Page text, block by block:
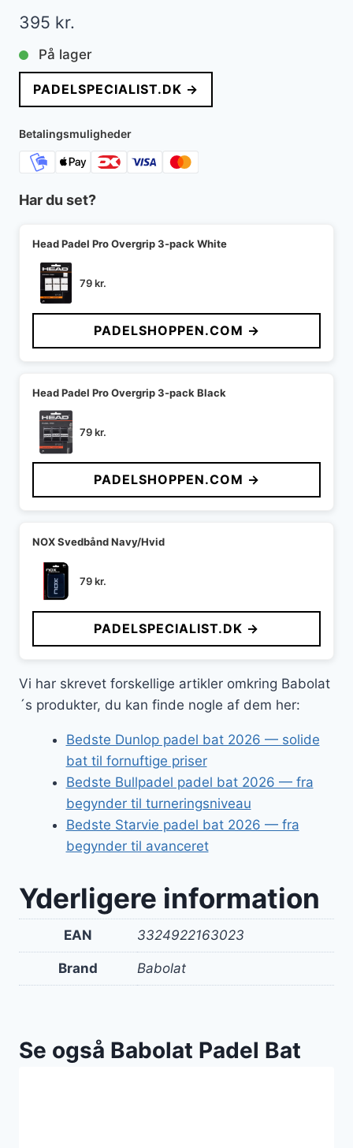
395 kr.
På lager
PADELSPECIALIST.DK →
Betalingsmuligheder
Har du set?
Head Padel Pro Overgrip 3-pack White
79kr.
PADELSHOPPEN.COM →
Head Padel Pro Overgrip 3-pack Black
79kr.
PADELSHOPPEN.COM →
NOX Svedbånd Navy/Hvid
79kr.
PADELSPECIALIST.DK →
Vi har skrevet forskellige artikler omkring Babolat
´s produkter, du kan finde nogle af dem her:
Bedste Dunlop padel bat 2026 — solide
bat til fornuftige priser
Bedste Bullpadel padel bat 2026 — fra
begynder til turneringsniveau
Bedste Starvie padel bat 2026 — fra
begynder til avanceret
Yderligere information
EAN 3324922163023
Brand Babolat
Se også Babolat Padel Bat